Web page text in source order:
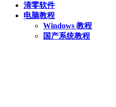
清零软件
电脑教程
Windows 教程
国产系统教程